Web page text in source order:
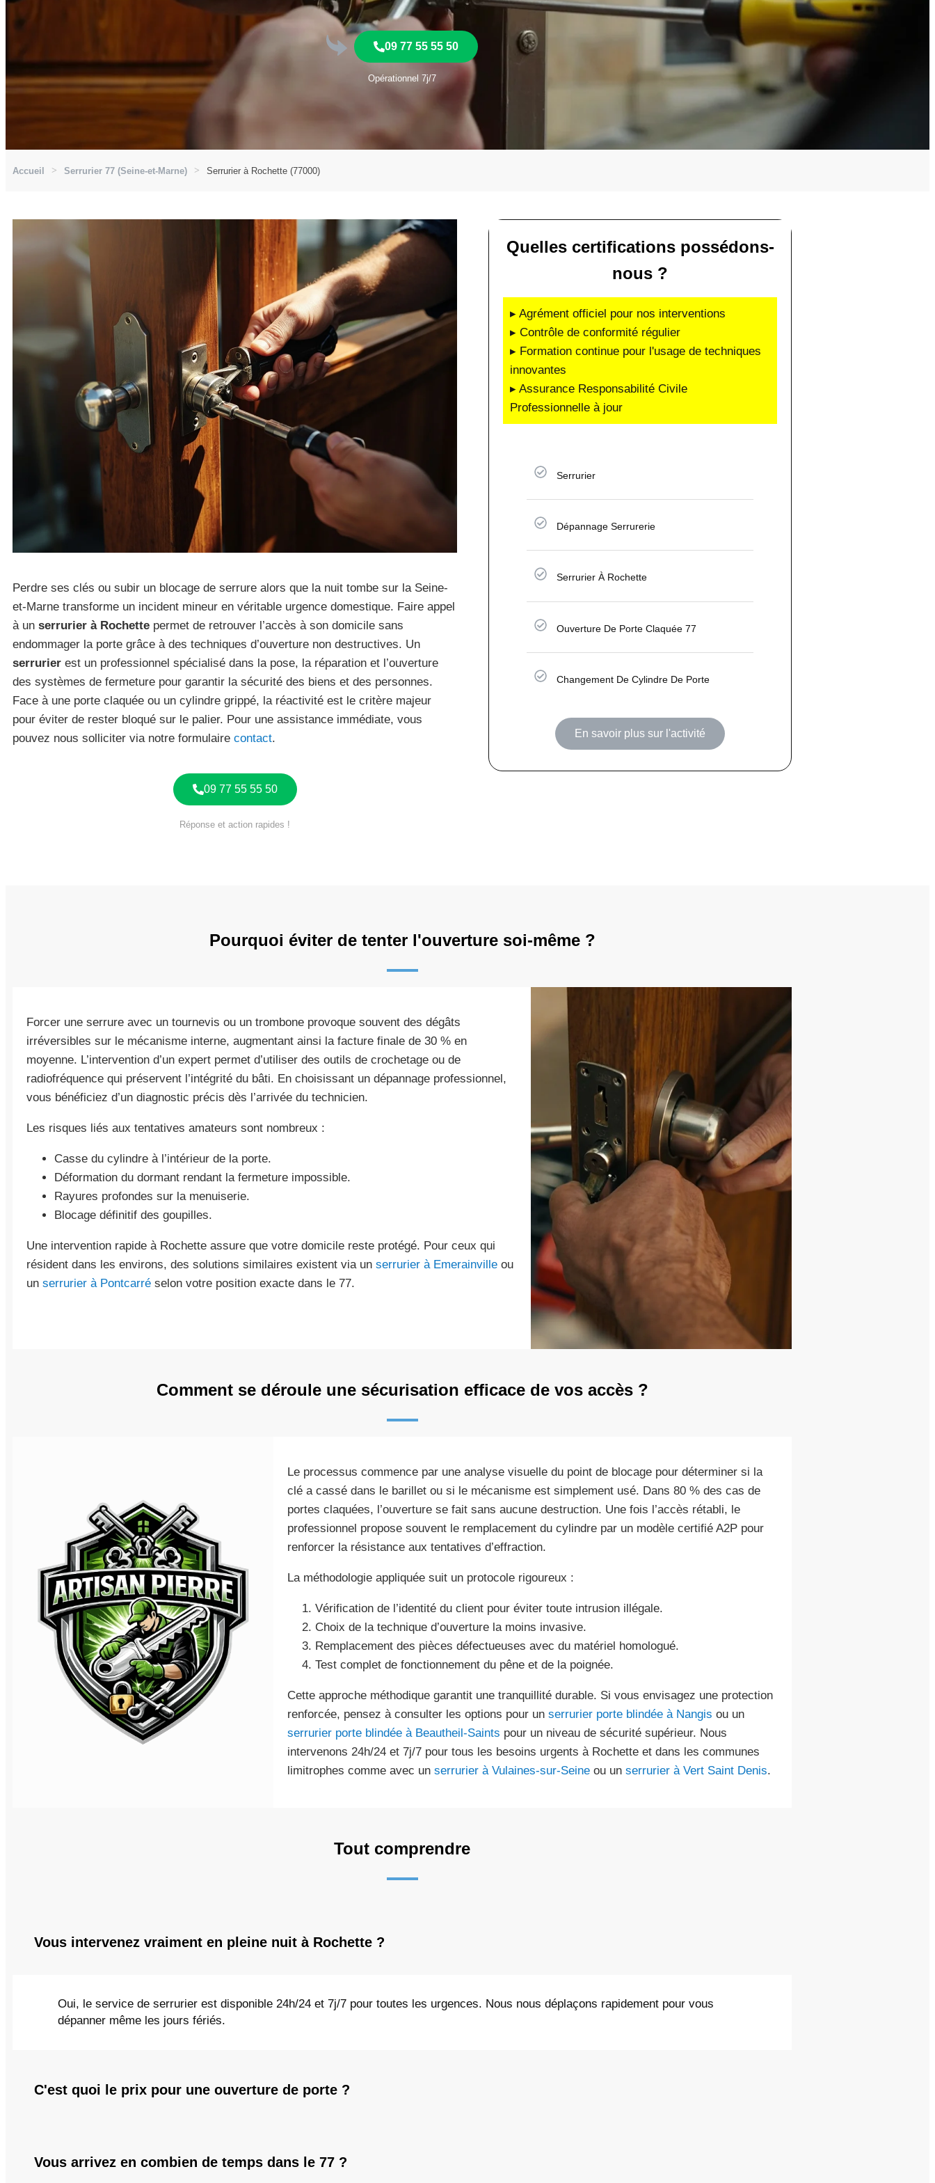
09 77 55 55 50
Opérationnel 7j/7
Accueil Serrurier 77 (Seine-et-Marne) Serrurier à Rochette (77000)
Perdre ses clés ou subir un blocage de serrure alors que la nuit tombe sur la Seine-
et-Marne transforme un incident mineur en véritable urgence domestique. Faire appel
à un serrurier à Rochette permet de retrouver l’accès à son domicile sans
endommager la porte grâce à des techniques d’ouverture non destructives. Un
serrurier est un professionnel spécialisé dans la pose, la réparation et l’ouverture
des systèmes de fermeture pour garantir la sécurité des biens et des personnes.
Face à une porte claquée ou un cylindre grippé, la réactivité est le critère majeur
pour éviter de rester bloqué sur le palier. Pour une assistance immédiate, vous
pouvez nous solliciter via notre formulaire contact.
09 77 55 55 50
Réponse et action rapides !
Quelles certifications possédons-
nous ?
▸ Agrément officiel pour nos interventions
▸ Contrôle de conformité régulier
▸ Formation continue pour l'usage de techniques
innovantes
▸ Assurance Responsabilité Civile
Professionnelle à jour
Serrurier
Dépannage Serrurerie
Serrurier À Rochette
Ouverture De Porte Claquée 77
Changement De Cylindre De Porte
En savoir plus sur l'activité
Pourquoi éviter de tenter l'ouverture soi-même ?
Forcer une serrure avec un tournevis ou un trombone provoque souvent des dégâts
irréversibles sur le mécanisme interne, augmentant ainsi la facture finale de 30 % en
moyenne. L’intervention d’un expert permet d’utiliser des outils de crochetage ou de
radiofréquence qui préservent l’intégrité du bâti. En choisissant un dépannage professionnel,
vous bénéficiez d’un diagnostic précis dès l’arrivée du technicien.
Les risques liés aux tentatives amateurs sont nombreux :
Casse du cylindre à l’intérieur de la porte.
Déformation du dormant rendant la fermeture impossible.
Rayures profondes sur la menuiserie.
Blocage définitif des goupilles.
Une intervention rapide à Rochette assure que votre domicile reste protégé. Pour ceux qui
résident dans les environs, des solutions similaires existent via un serrurier à Emerainville ou
un serrurier à Pontcarré selon votre position exacte dans le 77.
Comment se déroule une sécurisation efficace de vos accès ?
Le processus commence par une analyse visuelle du point de blocage pour déterminer si la
clé a cassé dans le barillet ou si le mécanisme est simplement usé. Dans 80 % des cas de
portes claquées, l’ouverture se fait sans aucune destruction. Une fois l’accès rétabli, le
professionnel propose souvent le remplacement du cylindre par un modèle certifié A2P pour
renforcer la résistance aux tentatives d’effraction.
La méthodologie appliquée suit un protocole rigoureux :
Vérification de l’identité du client pour éviter toute intrusion illégale.
Choix de la technique d’ouverture la moins invasive.
Remplacement des pièces défectueuses avec du matériel homologué.
Test complet de fonctionnement du pêne et de la poignée.
Cette approche méthodique garantit une tranquillité durable. Si vous envisagez une protection
renforcée, pensez à consulter les options pour un serrurier porte blindée à Nangis ou un
serrurier porte blindée à Beautheil-Saints pour un niveau de sécurité supérieur. Nous
intervenons 24h/24 et 7j/7 pour tous les besoins urgents à Rochette et dans les communes
limitrophes comme avec un serrurier à Vulaines-sur-Seineou un serrurier à Vert Saint Denis.
Tout comprendre
Vous intervenez vraiment en pleine nuit à Rochette ?
Oui, le service de serrurier est disponible 24h/24 et 7j/7 pour toutes les urgences. Nous nous déplaçons rapidement pour vous
dépanner même les jours fériés.
C'est quoi le prix pour une ouverture de porte ?
Vous arrivez en combien de temps dans le 77 ?